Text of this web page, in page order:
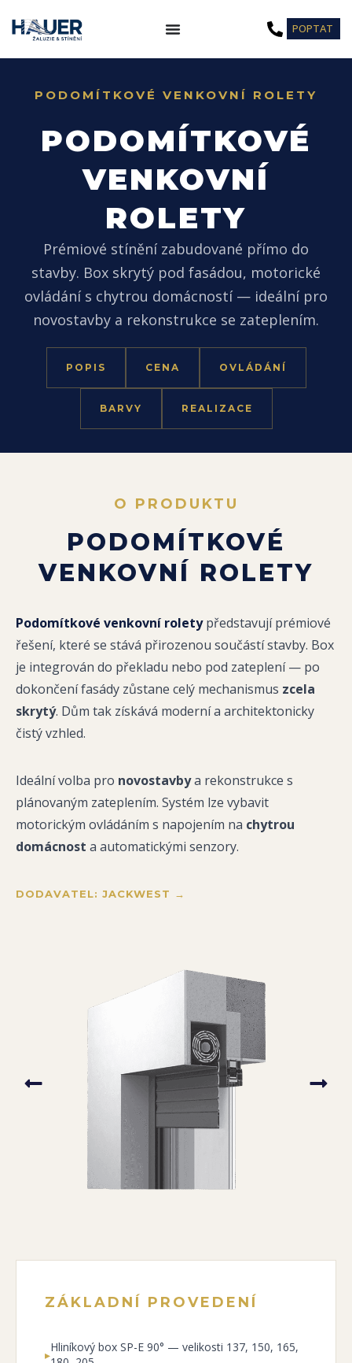
na
POPTAT
PODOMÍTKOVÉ VENKOVNÍ ROLETY
PODOMÍTKOVÉ
VENKOVNÍ
ROLETY
Prémiové stínění zabudované přímo do
stavby. Box skrytý pod fasádou, motorické
ovládání s chytrou domácností — ideální pro
novostavby a rekonstrukce se zateplením.
POPIS CENA OVLÁDÁNÍ
BARVY REALIZACE
O PRODUKTU
PODOMÍTKOVÉ
VENKOVNÍ ROLETY
Podomítkové venkovní roletypředstavují prémiové
řešení, které se stává přirozenou součástí stavby. Box
je integrován do překladu nebo pod zateplení — po
dokončení fasády zůstane celý mechanismus zcela
skrytý. Dům tak získává moderní a architektonicky
čistý vzhled.
Ideální volba pro novostavbya rekonstrukce s
plánovaným zateplením. Systém lze vybavit
motorickým ovládáním s napojením na chytrou
domácnost a automatickými senzory.
DODAVATEL: JACKWEST →
ZÁKLADNÍ PROVEDENÍ
▸Hliníkový box SP-E 90° — velikosti 137, 150, 165,